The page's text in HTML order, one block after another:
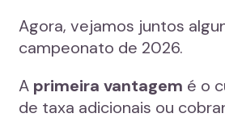
Agora, vejamos juntos
campeonato de 2026.
A primeira vantagem é o
de taxa adicionais ou